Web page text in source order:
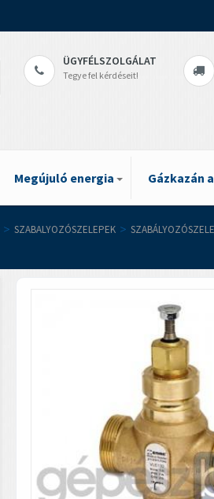
ÜGYFÉLSZOLGÁLAT
Tegye fel kérdéseit!
Megújuló energia Gázkazán
> SZABALYOZÓSZELEPEK >